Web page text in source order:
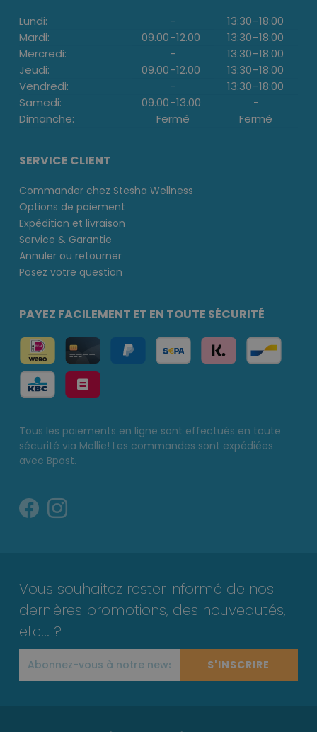
Lundi: - 13:30-18:00
Mardi:
09.00-12.00 13:30-18:00
Mercredi:
- 13:30-18:00
Jeudi:
09.00-12.00 13:30-18:00
Vendredi:
- 13:30-18:00
Samedi:
09.00-13.00
-
Dimanche:
Fermé Fermé
SERVICE CLIENT
Commander chez Stesha Wellness
Options de paiement
Expédition et livraison
Service & Garantie
Annuler ou retourner
Posez votre question
PAYEZ FACILEMENT ET EN TOUTE SÉCURITÉ
Tous les paiements en ligne sont effectués en toute
sécurité via Mollie! Les commandes sont expédiées
avec Bpost.
Vous souhaitez rester informé de nos
dernières promotions, des nouveautés,
etc... ?
S'INSCRIRE